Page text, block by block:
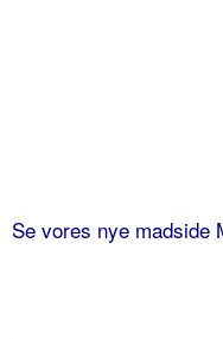
Se vores nye madside